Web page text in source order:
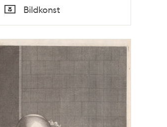
Tid
Typ
Bildkonst